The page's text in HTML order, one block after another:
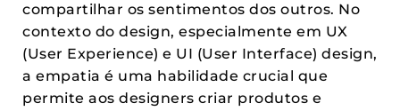
compartilhar os sentimentos dos outros. No
contexto do design, especialmente em UX
(User Experience) e UI (User Interface) design,
a empatia é uma habilidade crucial que
permite aos designers criar produtos e